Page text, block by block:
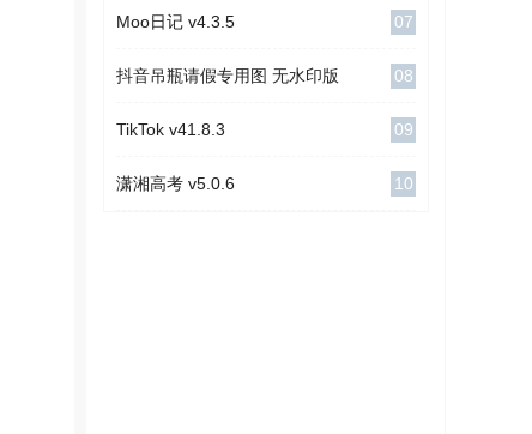
Moo日记 v4.3.5 07
抖音吊瓶请假专用图 无水印版 08
TikTok v41.8.3 09
潇湘高考 v5.0.6 10